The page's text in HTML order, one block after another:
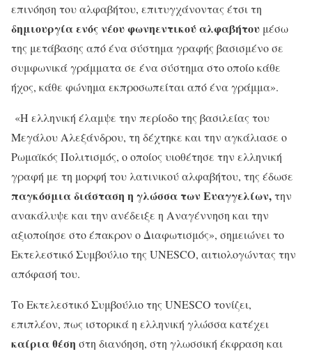
επινόηση του αλφαβήτου, επιτυγχάνοντας έτσι τη
δημιουργία ενός νέου φωνηεντικού αλφαβήτου μέσω
της μετάβασης από ένα σύστημα γραφής βασισμένο σε
συμφωνικά γράμματα σε ένα σύστημα στο οποίο κάθε
ήχος, κάθε φώνημα εκπροσωπείται από ένα γράμμα».
«Η ελληνική έλαμψε την περίοδο της βασιλείας του
Μεγάλου Αλεξάνδρου, τη δέχτηκε και την αγκάλιασε ο
Ρωμαϊκός Πολιτισμός, ο οποίος υιοθέτησε την ελληνική
γραφή με τη μορφή του λατινικού αλφαβήτου, της έδωσε
παγκόσμια διάσταση η γλώσσα των Ευαγγελίων,την
ανακάλυψε και την ανέδειξε η Αναγέννηση και την
αξιοποίησε στο έπακρον ο Διαφωτισμός», σημειώνει το
Εκτελεστικό Συμβούλιο της UNESCO, αιτιολογώντας την
απόφασή του.
Το Εκτελεστικό Συμβούλιο της UNESCO τονίζει,
επιπλέον, πως ιστορικά η ελληνική γλώσσα κατέχει
καίρια θέση στη διανόηση, στη γλωσσική έκφραση και